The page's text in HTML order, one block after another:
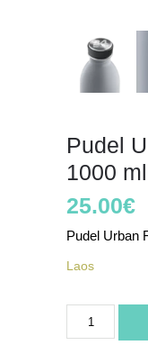
Pudel
1000 ml
25.00€
Pudel Urban
Laos
Urban
Formal